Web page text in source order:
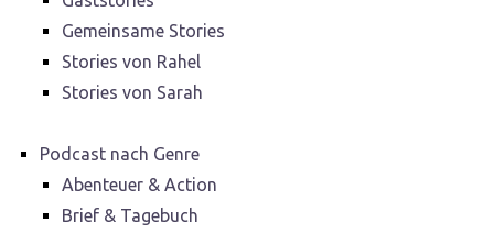
Gemeinsame Stories
Stories von Rahel
Stories von Sarah
Podcast nach Genre
Abenteuer & Action
Brief & Tagebuch